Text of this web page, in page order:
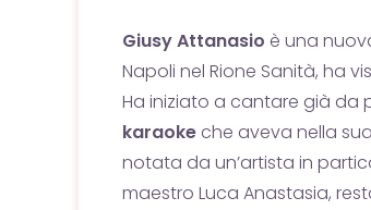
Giusy Attanasio è una
Napoli nel Rione Sanità, ha
Ha iniziato a cantare già da
karaoke che aveva nella
notata da un’artista in
maestro Luca Anastasia,